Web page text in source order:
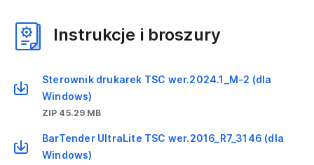
Instrukcje i broszury
Sterownik drukarek TSC wer.2024.1_M-2 (dla
Windows)
ZIP 45.29 MB
BarTender UltraLite TSC wer.2016_R7_3146 (dla
Windows)